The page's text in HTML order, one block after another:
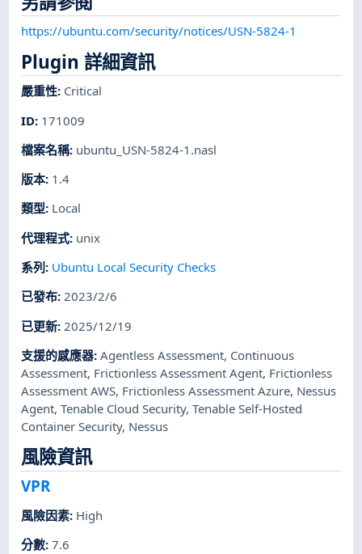
https://ubuntu.com/security/notices/USN-5824-1
Plugin 詳細資訊
嚴重性: Critical
ID: 171009
檔案名稱: ubuntu_USN-5824-1.nasl
版本: 1.4
類型: Local
代理程式: unix
系列 : Ubuntu Local Security Checks
已發布:2023/2/6
已更新: 2025/12/19
支援的感應器:Agentless Assessment, Continuous
Assessment, Frictionless Assessment Agent, Frictionless
Assessment AWS, Frictionless Assessment Azure, Nessus
Agent,Tenable Cloud Security,Tenable Self-Hosted
Container Security, Nessus
風險資訊
VPR
風險因素: High
分數:7.6